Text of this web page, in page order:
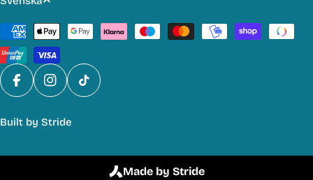
p
r
å
k
Betalmetoder
FacebookInstagram
TikTok
Built by Stride
Made by Stride